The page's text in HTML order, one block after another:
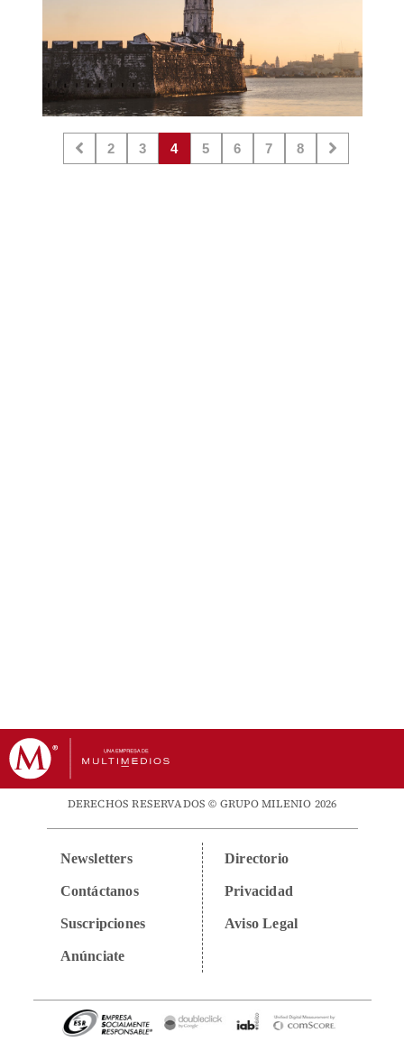
2 3 4 5 6 7 8
DERECHOS RESERVADOS © GRUPO MILENIO 2026
Newsletters
Contáctanos
Suscripciones
Anúnciate
Directorio
Privacidad
Aviso Legal